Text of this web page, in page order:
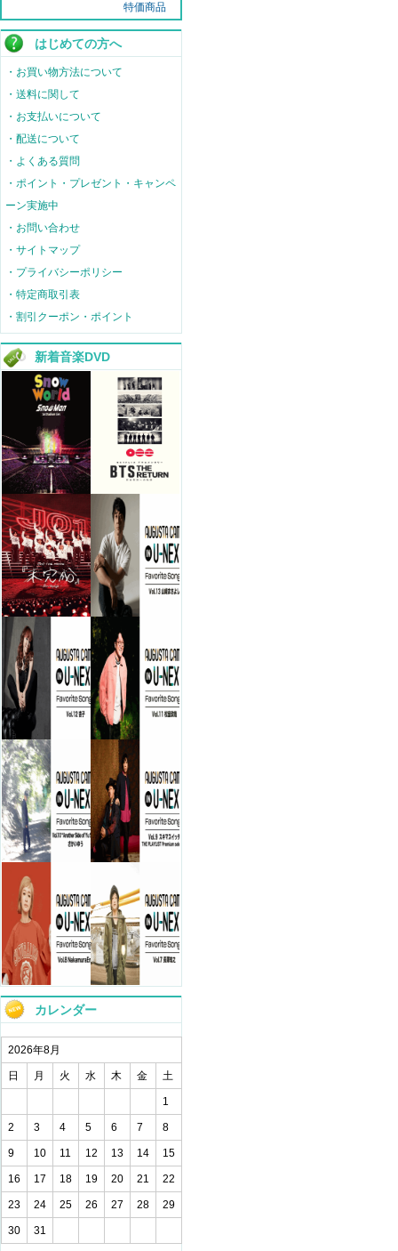
特価商品
はじめての方へ
・お買い物方法について
・送料に関して
・お支払いについて
・配送について
・よくある質問
・ポイント・プレゼント・キャンペ
ーン実施中
・お問い合わせ
・サイトマップ
・プライバシーポリシー
・特定商取引表
・割引クーポン・ポイント
新着音楽DVD
カレンダー
2026年8月
日 月 火 水 木 金 土
1
2 3 4 5 6 7 8
9 10 11 12 13 14 15
16 17 18 19 20 21 22
23 24 25 26 27 28 29
30 31